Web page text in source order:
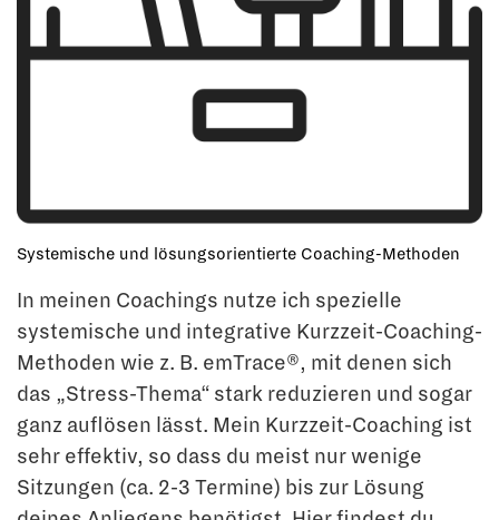
Systemische und lösungsorientierte Coaching-Methoden
In meinen Coachings nutze ich spezielle
systemische und integrative Kurzzeit-Coaching-
Methoden wie z. B. emTrace®, mit denen sich
das „Stress-Thema“ stark reduzieren und sogar
ganz auflösen lässt. Mein Kurzzeit-Coaching ist
sehr effektiv, so dass du meist nur wenige
Sitzungen (ca. 2-3 Termine) bis zur Lösung